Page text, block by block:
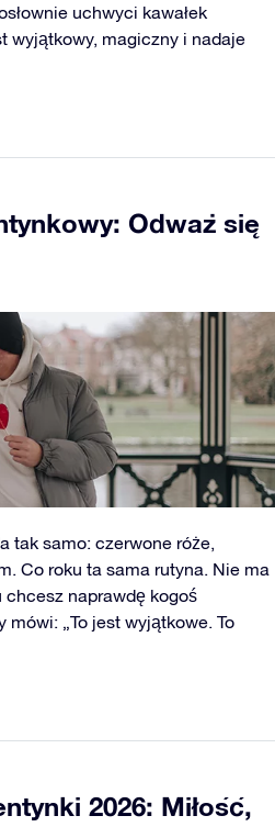
uchwyci kawałek
wyjątkowy, magiczny i nadaje
Odważ się
tak samo: czerwone róże,
Co roku ta sama rutyna. Nie ma
chcesz naprawdę kogoś
„To jest wyjątkowe. To
2026: Miłość,